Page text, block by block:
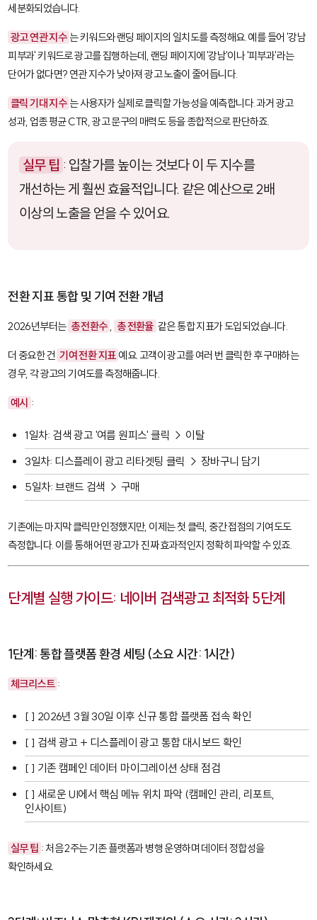
세분화되었습니다.
광고 연관 지수 는 키워드와 랜딩 페이지의 일치도를 측정해요. 예를 들어 '강남
피부과' 키워드로 광고를 집행하는데, 랜딩 페이지에 '강남'이나 '피부과'라는
단어가 없다면? 연관 지수가 낮아져 광고 노출이 줄어듭니다.
클릭 기대 지수 는 사용자가 실제로 클릭할 가능성을 예측합니다. 과거 광고
성과, 업종 평균 CTR, 광고 문구의 매력도 등을 종합적으로 판단하죠.
실무 팁 : 입찰가를 높이는 것보다 이 두 지수를
개선하는 게 훨씬 효율적입니다. 같은 예산으로 2배
이상의 노출을 얻을 수 있어요.
전환 지표 통합 및 기여 전환 개념
2026년부터는 총 전환수 , 총 전환율 같은 통합 지표가 도입되었습니다.
더 중요한 건 기여 전환 지표 예요. 고객이 광고를 여러 번 클릭한 후 구매하는
경우, 각 광고의 기여도를 측정해줍니다.
예시 :
1일차: 검색 광고 '여름 원피스' 클릭 → 이탈
3일차: 디스플레이 광고 리타겟팅 클릭 → 장바구니 담기
5일차: 브랜드 검색 → 구매
기존에는 마지막 클릭만 인정했지만, 이제는 첫 클릭, 중간 접점의 기여도도
측정합니다. 이를 통해 어떤 광고가 진짜 효과적인지 정확히 파악할 수 있죠.
단계별 실행 가이드: 네이버 검색광고 최적화 5단계
1단계: 통합 플랫폼 환경 세팅 (소요 시간: 1시간)
체크리스트 :
[ ] 2026년 3월 30일 이후 신규 통합 플랫폼 접속 확인
[ ] 검색 광고 + 디스플레이 광고 통합 대시보드 확인
[ ] 기존 캠페인 데이터 마이그레이션 상태 점검
[ ] 새로운 UI에서 핵심 메뉴 위치 파악 (캠페인 관리, 리포트,
인사이트)
실무 팁 : 처음 2주는 기존 플랫폼과 병행 운영하며 데이터 정합성을
확인하세요.